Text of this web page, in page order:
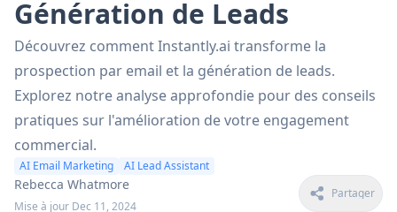
Génération de Leads
Découvrez comment Instantly.ai transforme la
prospection par email et la génération de leads.
Explorez notre analyse approfondie pour des conseils
pratiques sur l'amélioration de votre engagement
commercial.
AI Email Marketing AI Lead Assistant
Rebecca Whatmore
Mise à jour Dec 11, 2024
Partager